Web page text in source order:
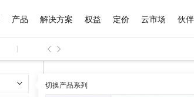
产品 解决方案 权益 定价 云市场 伙伴
切换产品系列
RDS
CloneDBInstance - 恢复数据（克隆实
精选产品
大模型服务平台百炼
精选解决方案
睿译宝，AI翻译排版一步到位
普惠上云
普惠上云 官方力荐
产品定价
了解云产品的定价详情
精选商城
网站建设
成为销售伙伴
分销伙伴
售前咨询
在线服务
为什么选择阿里云
什么是云计算